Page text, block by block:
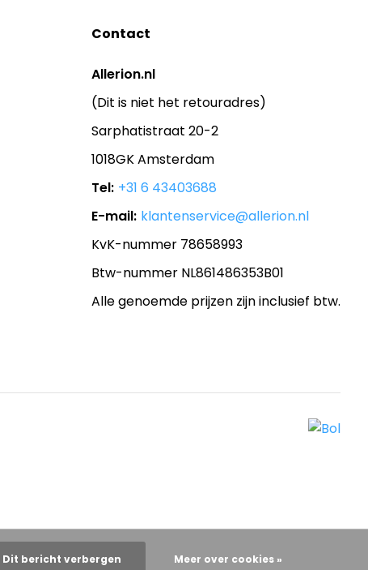
Contact
Allerion.nl
(Dit is niet het retouradres)
Sarphatistraat 20-2
1018GK Amsterdam
Tel: +31 6 43403688
E-mail: klantenservice@allerion.nl
KvK-nummer 78658993
Btw-nummer NL861486353B01
Alle genoemde prijzen zijn inclusief btw.
Dit bericht verbergen Meer over cookies »